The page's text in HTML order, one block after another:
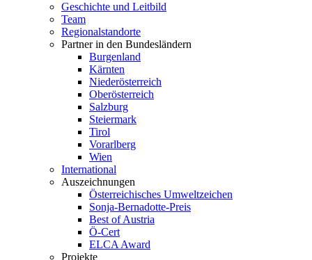
Geschichte und Leitbild
Team
Regionalstandorte
Partner in den Bundesländern
Burgenland
Kärnten
Niederösterreich
Oberösterreich
Salzburg
Steiermark
Tirol
Vorarlberg
Wien
International
Auszeichnungen
Österreichisches Umweltzeichen
Sonja-Bernadotte-Preis
Best of Austria
Ö-Cert
ELCA Award
Projekte